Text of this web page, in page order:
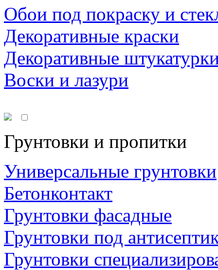
Обои под покраску и
Декоративные краски
Декоративные
Воски и лазури
Грунтовки и пропитки
Универсальные грунтовки
Бетонконтакт
Грунтовки фасадные
Грунтовки под
Грунтовки